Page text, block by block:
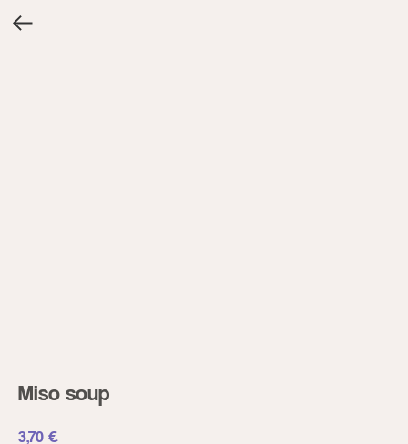
Miso soup
3,70 €